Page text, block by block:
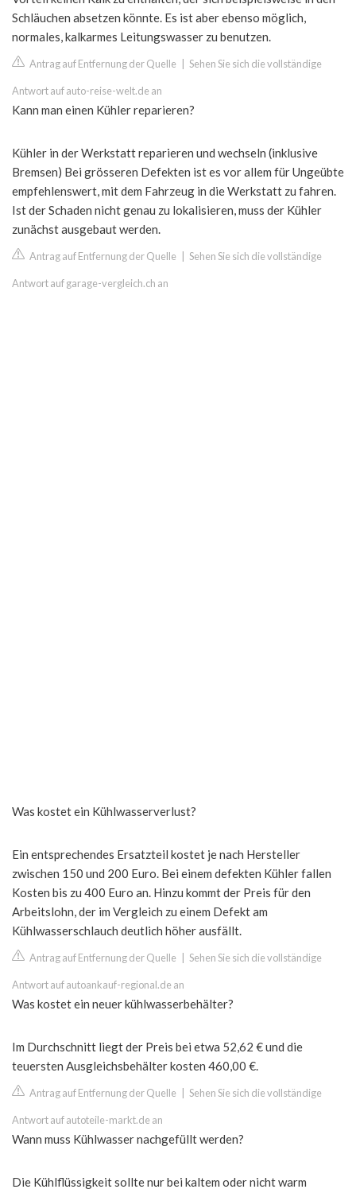
Schläuchen absetzen könnte. Es ist aber ebenso möglich,
normales, kalkarmes Leitungswasser zu benutzen.
Antrag auf Entfernung der Quelle Sehen Sie sich die vollständige
Antwort auf auto-reise-welt.de an
Kann man einen Kühler reparieren?
Kühler in der Werkstatt reparieren und wechseln (inklusive
Bremsen) Bei grösseren Defekten ist es vor allem für Ungeübte
empfehlenswert, mit dem Fahrzeug in die Werkstatt zu fahren.
Ist der Schaden nicht genau zu lokalisieren, muss der Kühler
zunächst ausgebaut werden.
Antrag auf Entfernung der Quelle Sehen Sie sich die vollständige
Antwort auf garage-vergleich.ch an
Was kostet ein Kühlwasserverlust?
Ein entsprechendes Ersatzteil kostet je nach Hersteller
zwischen 150 und 200 Euro. Bei einem defekten Kühler fallen
Kosten bis zu 400 Euro an. Hinzu kommt der Preis für den
Arbeitslohn, der im Vergleich zu einem Defekt am
Kühlwasserschlauch deutlich höher ausfällt.
Antrag auf Entfernung der Quelle Sehen Sie sich die vollständige
Antwort auf autoankauf-regional.de an
Was kostet ein neuer kühlwasserbehälter?
Im Durchschnitt liegt der Preis bei etwa 52,62 € und die
teuersten Ausgleichsbehälter kosten 460,00 €.
Antrag auf Entfernung der Quelle Sehen Sie sich die vollständige
Antwort auf autoteile-markt.de an
Wann muss Kühlwasser nachgefüllt werden?
Die Kühlflüssigkeit sollte nur bei kaltem oder nicht warm